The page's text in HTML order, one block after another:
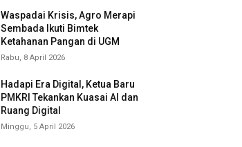
Waspadai Krisis, Agro Merapi
Sembada Ikuti Bimtek
Ketahanan Pangan di UGM
Rabu, 8 April 2026
Hadapi Era Digital, Ketua Baru
PMKRI Tekankan Kuasai AI dan
Ruang Digital
Minggu, 5 April 2026